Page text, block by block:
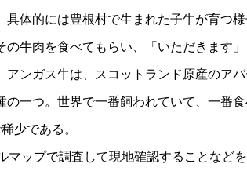
体的には豊根村で生まれた子牛が育つ
牛肉を食べてもらい、「いただきます
ンガス牛は、スコットランド原産のア
一つ。世界で一番飼われていて、一番食
少である。
ップで調査して現地確認することなどを